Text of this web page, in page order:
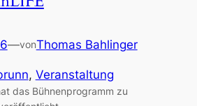
—vonThomas Bahlinger
, Veranstaltung
das Bühnenprogramm zu